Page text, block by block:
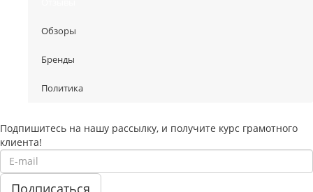
Обзоры
Бренды
Политика
Подпишитесь на нашу рассылку, и получите курс грамотного
клиента!